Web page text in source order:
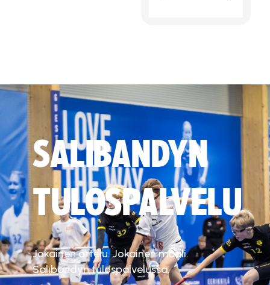
SALIBANDYN
TULOSPALVELU
Jokainen ottelu. Jokainen maali.
Salibandyn tulospalvelussa.